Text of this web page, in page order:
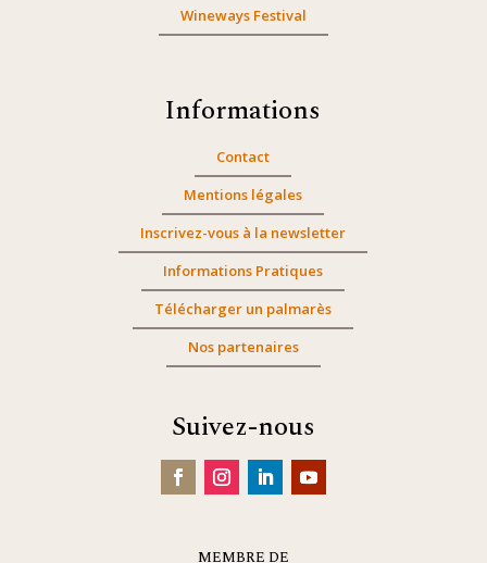
Wineways Festival
Informations
Contact
Mentions légales
Inscrivez-vous à la newsletter
Informations Pratiques
Télécharger un palmarès
Nos partenaires
Suivez-nous
MEMBRE DE